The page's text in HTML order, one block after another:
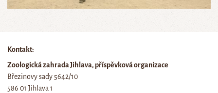
Kontakt:
Zoologická zahrada Jihlava, příspěvková organizace
Březinovy sady 5642/10
586 01 Jihlava 1